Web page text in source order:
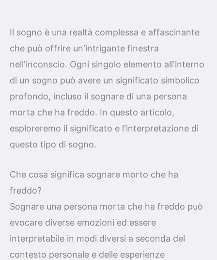
Il sogno è una realtà complessa e affascinante
che può offrire un'intrigante finestra
nell'inconscio. Ogni singolo elemento all'interno
di un sogno può avere un significato simbolico
profondo, incluso il sognare di una persona
morta che ha freddo. In questo articolo,
esploreremo il significato e l'interpretazione di
questo tipo di sogno.
Che cosa significa sognare morto che ha
freddo?
Sognare una persona morta che ha freddo può
evocare diverse emozioni ed essere
interpretabile in modi diversi a seconda del
contesto personale e delle esperienze